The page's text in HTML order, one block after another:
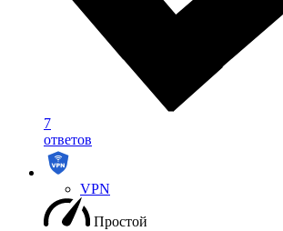
7
ответов
VPN
Простой